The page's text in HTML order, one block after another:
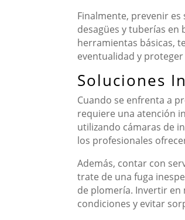
Finalmente, prevenir
desagües y tuberías en
herramientas básicas,
eventualidad y
Soluciones
Cuando se enfrenta a
requiere una atención
utilizando cámaras de
los profesionales
Además, contar con
trate de una fuga
de plomería. Invertir en
condiciones y evitar